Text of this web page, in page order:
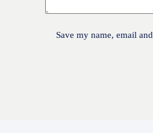
Save my name, email